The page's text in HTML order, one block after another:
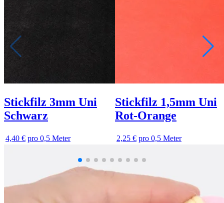
Stickfilz 3mm Uni
Schwarz
4,40 € pro 0,5 Meter
Stickfilz 1,5mm Uni
Rot-Orange
2,25 € pro 0,5 Meter